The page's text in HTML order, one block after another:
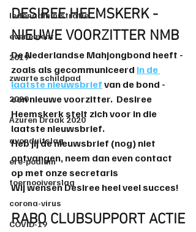
ledenadministratie
evenement
2019
zwarte schildpad
2020
Azuren Draak 2020
avonduitslag
ere-podium
toernooiverslag
corona-virus
COVID-19
DESIREE HEEMSKERK -
NIEUWE VOORZITTER NMB
De Nederlandse Mahjongbond heeft -
zoals als gecommuniceerd in de
laatste nieuwsbrief van de bond -
een nieuwe voorzitter.  Desiree
Heemskerk stelt zich voor in die
laatste nieuwsbrief.
Heb jij de nieuwsbrief (nog) niet
ontvangen, neem dan even contact
op met onze secretaris
Wij wensen Desiree heel veel succes!
RABO CLUBSUPPORT ACTIE